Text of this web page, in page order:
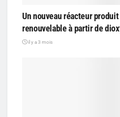
Un nouveau réacteur
renouvelable à partir de
il y a 3 mois